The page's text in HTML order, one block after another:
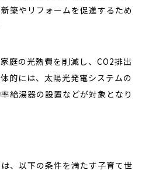
築やリフォームを促進するため
庭の光熱費を削減し、CO2排出
的には、太陽光発電システムの
給湯器の設置などが対象となり
、以下の条件を満たす子育て世